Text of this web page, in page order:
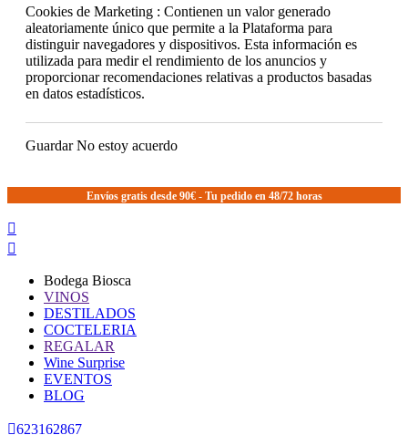
Cookies de Marketing : Contienen un valor generado
aleatoriamente único que permite a la Plataforma para
distinguir navegadores y dispositivos. Esta información es
utilizada para medir el rendimiento de los anuncios y
proporcionar recomendaciones relativas a productos basadas
en datos estadísticos.
GuardarNo estoy acuerdo
Envíos gratis desde 90€ - Tu pedido en 48/72 horas


Bodega Biosca
VINOS
DESTILADOS
COCTELERIA
REGALAR
Wine Surprise
EVENTOS
BLOG
623162867